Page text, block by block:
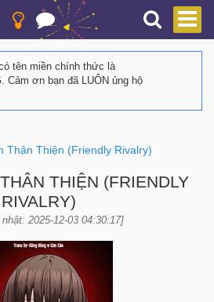
tên miền chính thức là
Cảm ơn bạn đã LUÔN ủng hộ
Thân Thiện (Friendly Rivalry)
THIỆN (FRIENDLY
RIVALRY)
2025-12-03 04:30:17]